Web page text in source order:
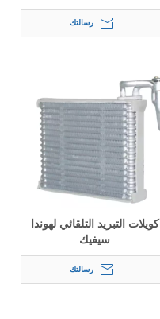
رسالتك
كويلات التبريد التلقائي لهوندا
سيفيك
رسالتك